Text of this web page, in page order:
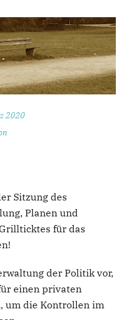
2020
Sitzung des
Planen und
für das
der Politik vor,
einen privaten
um die Kontrollen im